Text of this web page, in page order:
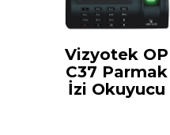
Vizyotek OP
C37 Parmak
İzi Okuyucu